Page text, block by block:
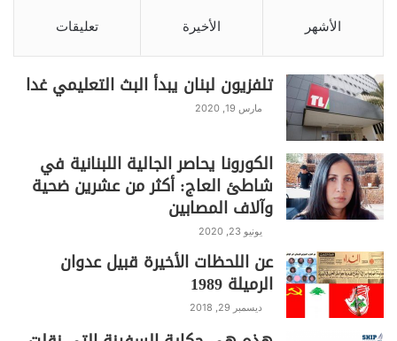
الأشهر الأخيرة تعليقات
تلفزيون لبنان يبدأ البث التعليمي غدا
مارس 19, 2020
الكورونا يحاصر الجالية اللبنانية في
شاطئ العاج: أكثر من عشرين ضحية
وآلاف المصابين
يونيو 23, 2020
عن اللحظات الأخيرة قبيل عدوان
الرميلة 1989
ديسمبر 29, 2018